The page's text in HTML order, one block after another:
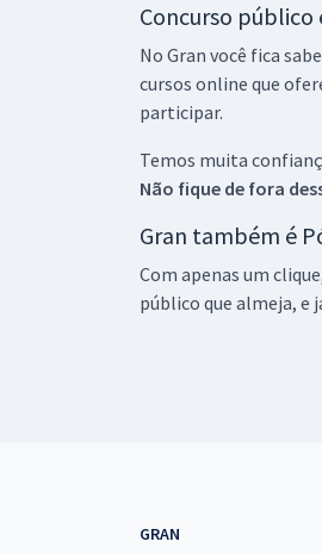
Concurso público
No Gran você fica
cursos online que
participar.
Temos muita
Não fique de fora
Gran também é
Com apenas um
público que almeja, e
GRAN